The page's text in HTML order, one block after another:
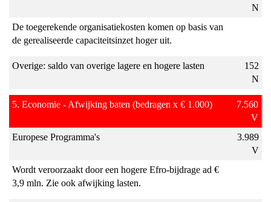
N
De toegerekende organisatiekosten komen op basis van
de gerealiseerde capaciteitsinzet hoger uit.
Overige: saldo van overige lagere en hogere lasten
152
N
5. Economie - Afwijking baten (bedragen x € 1.000)
7.560
V
Europese Programma's
3.989
V
Wordt veroorzaakt door een hogere Efro-bijdrage ad €
3,9 mln. Zie ook afwijking lasten.